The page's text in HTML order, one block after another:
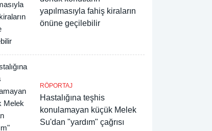
yapılmasıyla fahiş kiraların
önüne geçilebilir
RÖPORTAJ
Hastalığına teşhis
konulamayan küçük Melek
Su'dan "yardım" çağrısı